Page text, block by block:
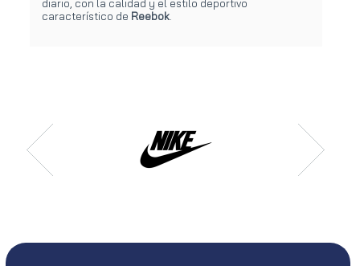
diario, con la calidad y el estilo deportivo
característico de Reebok